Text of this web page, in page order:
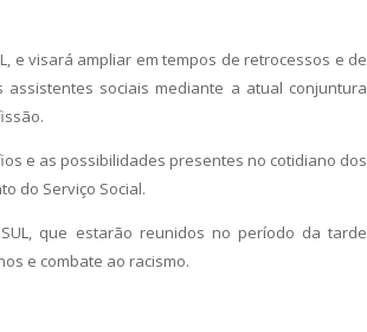
e visará ampliar em tempos de retrocessos e de
sociais mediante a atual conjuntura
e as possibilidades presentes no cotidiano dos
do Serviço Social.
que estarão reunidos no período da tarde
e combate ao racismo.